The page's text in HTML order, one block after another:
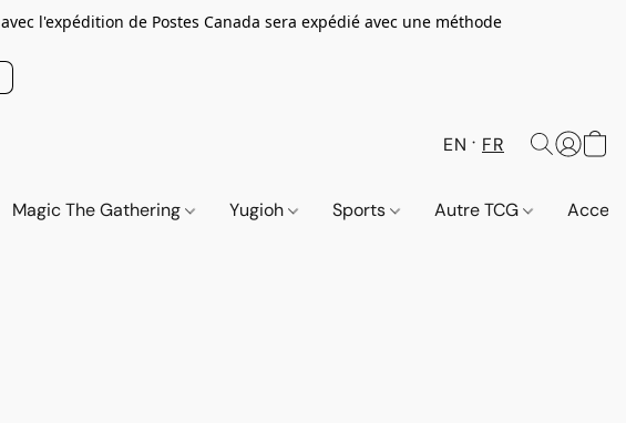
avec l'expédition de Postes Canada sera expédié avec une méthode
EN FR
Magic The Gathering Yugioh Sports Autre TCG